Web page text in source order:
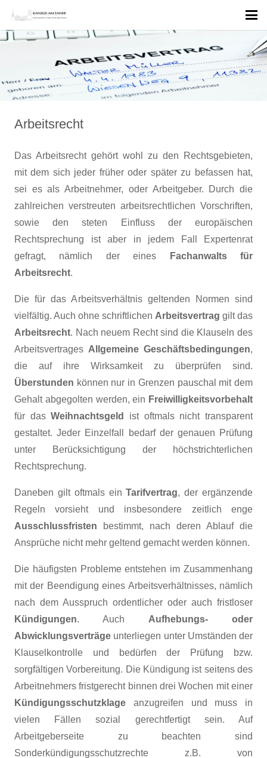
Arbeitsrecht
Das Arbeitsrecht gehört wohl zu den Rechtsgebieten,
mit dem sich jeder früher oder später zu befassen hat,
sei es als Arbeitnehmer, oder Arbeitgeber. Durch die
zahlreichen verstreuten arbeitsrechtlichen Vorschriften,
sowie den steten Einfluss der europäischen
Rechtsprechung ist aber in jedem Fall Expertenrat
gefragt, nämlich der eines
Fachanwalts für
Arbeitsrecht.
Die für das Arbeitsverhältnis geltenden Normen sind
vielfältig. Auch ohne schriftlichen Arbeitsvertrag gilt das
Arbeitsrecht. Nach neuem Recht sind die Klauseln des
Arbeitsvertrages Allgemeine Geschäftsbedingungen,
die auf ihre Wirksamkeit zu überprüfen sind.
Überstunden können nur in Grenzen pauschal mit dem
Gehalt abgegolten werden, ein Freiwilligkeitsvorbehalt
für dasWeihnachtsgeld ist oftmals nicht transparent
gestaltet. Jeder Einzelfall bedarf der genauen Prüfung
unter Berücksichtigung der höchstrichterlichen
Rechtsprechung.
Daneben gilt oftmals einTarifvertrag, der ergänzende
Regeln vorsieht und insbesondere zeitlich enge
Ausschlussfristen bestimmt, nach deren Ablauf die
Ansprüche nicht mehr geltend gemacht werden können.
Die häufigsten Probleme entstehen im Zusammenhang
mit der Beendigung eines Arbeitsverhältnisses, nämlich
nach dem Ausspruch ordentlicher oder auch fristloser
Kündigungen. Auch Aufhebungs- oder
Abwicklungsverträge unterliegen unter Umständen der
Klauselkontrolle und bedürfen der Prüfung bzw.
sorgfältigen Vorbereitung. Die Kündigung ist seitens des
Arbeitnehmers fristgerecht binnen drei Wochen mit einer
Kündigungsschutzklage anzugreifen und muss in
vielen Fällen sozial gerechtfertigt sein. Auf
Arbeitgeberseite zu beachten sind
Sonderkündigungsschutzrechte z.B. von